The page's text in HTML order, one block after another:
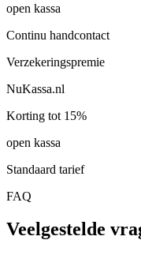
open kassa
Continu handcontact
Verzekeringspremie
NuKassa.nl
Korting tot 15%
open kassa
Standaard tarief
FAQ
Veelgestelde